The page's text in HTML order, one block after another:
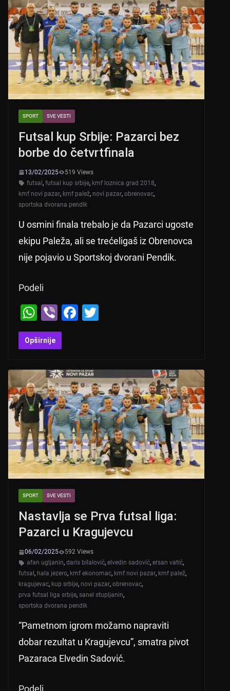
SPORT SVE VESTI
Futsal kup Srbije: Pazarci bez
borbe do četvrtfinala
13/02/2025
519 Views
futsal, futsal kup srbije, kmf loznica grad 2018,
kmf novi pazar, kmf palež, novi pazar, obrenovac,
sportska dvorana pendik
U osmini finala trebalo je da Pazarci ugoste
ekipu Paleža, ali se trećeligaš iz Obrenovca
nije pojavio u Sportskoj dvorani Pendik.
Podeli
W
h
at
A
p
p
Vi
b
er
F
b
o
o
k
Opširnije
SPORT SVE VESTI
Nastavlja se Prva futsal liga:
Pazarci u Kragujevcu
06/02/2025
592 Views
afan ugljanin, daris bilalović, elvedin sadović, ersan vatić,
futsal , hala jezero, kmf ekonomac, kmf novi pazar, kmf palež,
kragujevac, kup srbije, novi pazar, obrenovac,
prva futsal liga srbije, sanel stupljanin,
sportska dvorana pendik
“Pametnom igrom možamo napraviti
dobar rezultat u Kragujevcu”, smatra pivot
Pazaraca Elvedin Sadović.